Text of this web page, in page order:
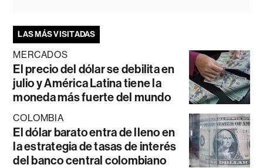
LAS MÁS VISITADAS
MERCADOS
El precio del dólar se debilita en
julio y América Latina tiene la
moneda más fuerte del mundo
COLOMBIA
El dólar barato entra de lleno en
la estrategia de tasas de interés
del banco central colombiano